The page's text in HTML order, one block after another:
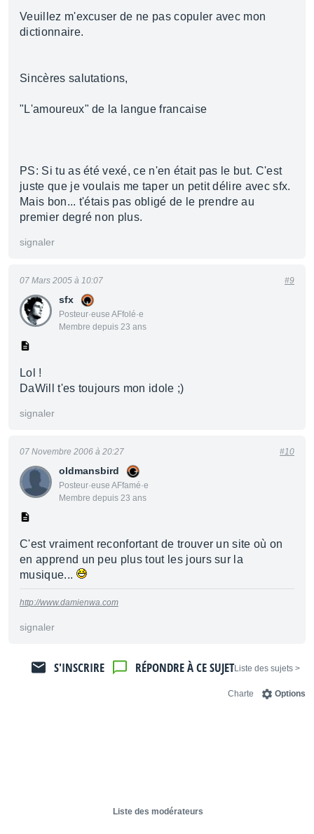
Veuillez m'excuser de ne pas copuler avec mon
dictionnaire.
Sincères salutations,
"L'amoureux" de la langue francaise
PS: Si tu as été vexé, ce n'en était pas le but. C'est
juste que je voulais me taper un petit délire avec sfx.
Mais bon... t'étais pas obligé de le prendre au
premier degré non plus.
signaler
sfx
Posteur·euse AFfolé·e
Membre depuis 23 ans
07 Mars 2005 à 10:07 #9
Lol !
DaWill t'es toujours mon idole ;)
signaler
oldmansbird
Posteur·euse AFfamé·e
Membre depuis 23 ans
07 Novembre 2006 à 20:27 #10
C'est vraiment reconfortant de trouver un site où on
en apprend un peu plus tout les jours sur la
musique...
http://www.damienwa.com
signaler
< Liste des sujets
RÉPONDRE À CE SUJET
S'INSCRIRE
Options
Charte
Liste des modérateurs